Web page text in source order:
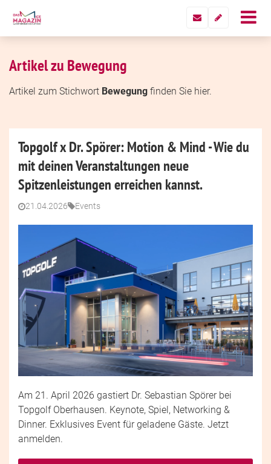
Artikel zu Bewegung
Artikel zum Stichwort Bewegung finden Sie hier.
Topgolf x Dr. Spörer: Motion & Mind - Wie du
mit deinen Veranstaltungen neue
Spitzenleistungen erreichen kannst.
21.04.2026 Events
Am 21. April 2026 gastiert Dr. Sebastian Spörer bei
Topgolf Oberhausen. Keynote, Spiel, Networking &
Dinner. Exklusives Event für geladene Gäste. Jetzt
anmelden.